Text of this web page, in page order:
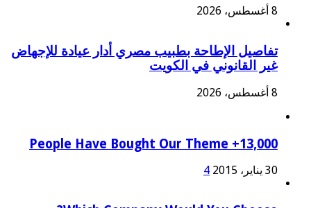
8 أغسطس، 2026
تفاصيل الإطاحة بطبيب مصري أدار عيادة للإجهاض
غير القانوني في الكويت
8 أغسطس، 2026
13,000+ People Have Bought Our Theme
30 يناير، 2015 4